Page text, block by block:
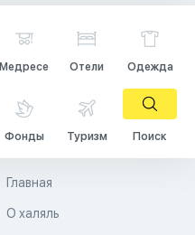
Медресе Отели Одежда
Фонды Туризм Поиск
Главная
О халяль